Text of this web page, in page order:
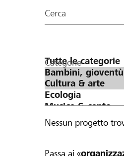
della
Cerca
Categorie
Nessun progetto
Passa ai «